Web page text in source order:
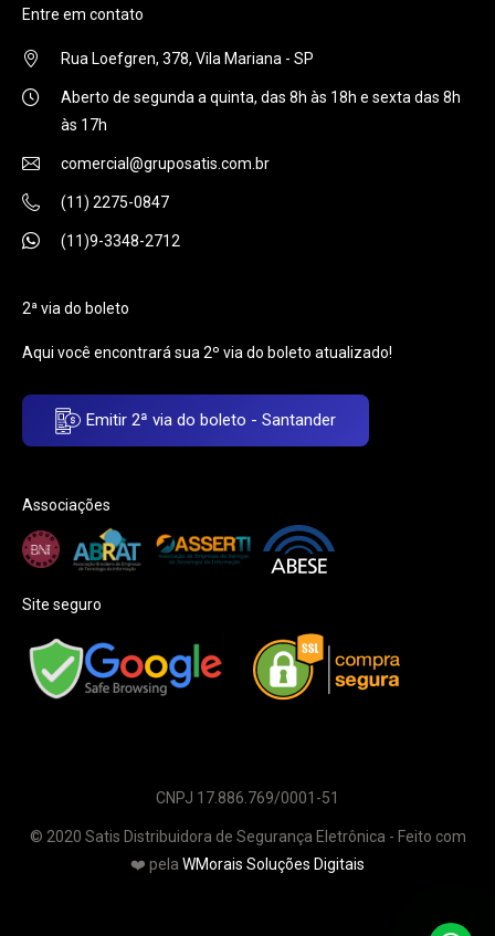
Entre em contato
Rua Loefgren, 378, Vila Mariana - SP
Aberto de segunda a quinta, das 8h às 18h e sexta das 8h
às 17h
comercial@gruposatis.com.br
(11) 2275-0847
(11)9-3348-2712
2ª via do boleto
Aqui você encontrará sua 2º via do boleto atualizado!
Emitir 2ª via do boleto - Santander
Associações
Site seguro
CNPJ 17.886.769/0001-51
© 2020 Satis Distribuidora de Segurança Eletrônica - Feito com
❤️ pela WMorais Soluções Digitais